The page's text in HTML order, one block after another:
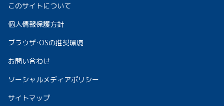
このサイトについて
個人情報保護方針
ブラウザ・OSの推奨環境
お問い合わせ
ソーシャルメディアポリシー
サイトマップ